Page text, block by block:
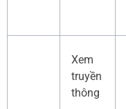
Xem
truyền
thông